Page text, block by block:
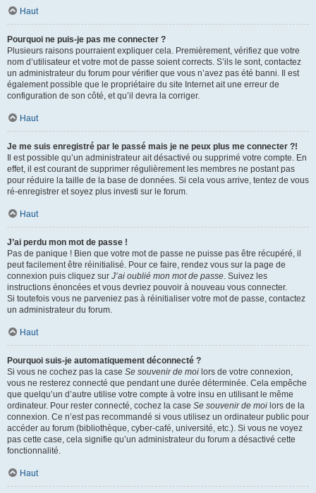
Haut
Pourquoi ne puis-je pas me connecter ?
Plusieurs raisons pourraient expliquer cela. Premièrement, vérifiez que votre
nom d’utilisateur et votre mot de passe soient corrects. S’ils le sont, contactez
un administrateur du forum pour vérifier que vous n’avez pas été banni. Il est
également possible que le propriétaire du site Internet ait une erreur de
configuration de son côté, et qu’il devra la corriger.
Haut
Je me suis enregistré par le passé mais je ne peux plus me connecter ?!
Il est possible qu’un administrateur ait désactivé ou supprimé votre compte. En
effet, il est courant de supprimer régulièrement les membres ne postant pas
pour réduire la taille de la base de données. Si cela vous arrive, tentez de vous
ré-enregistrer et soyez plus investi sur le forum.
Haut
J’ai perdu mon mot de passe !
Pas de panique ! Bien que votre mot de passe ne puisse pas être récupéré, il
peut facilement être réinitialisé. Pour ce faire, rendez vous sur la page de
connexion puis cliquez sur J’ai oublié mon mot de passe. Suivez les
instructions énoncées et vous devriez pouvoir à nouveau vous connecter.
Si toutefois vous ne parveniez pas à réinitialiser votre mot de passe, contactez
un administrateur du forum.
Haut
Pourquoi suis-je automatiquement déconnecté ?
Si vous ne cochez pas la case Se souvenir de moi lors de votre connexion,
vous ne resterez connecté que pendant une durée déterminée. Cela empêche
que quelqu’un d’autre utilise votre compte à votre insu en utilisant le même
ordinateur. Pour rester connecté, cochez la case Se souvenir de moi lors de la
connexion. Ce n’est pas recommandé si vous utilisez un ordinateur public pour
accéder au forum (bibliothèque, cyber-café, université, etc.). Si vous ne voyez
pas cette case, cela signifie qu’un administrateur du forum a désactivé cette
fonctionnalité.
Haut